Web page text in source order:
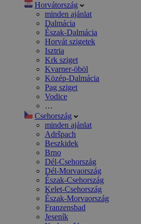
Horvátország
minden ajánlat
Dalmácia
Észak-Dalmácia
Horvát szigetek
Isztria
Krk sziget
Kvarner-öböl
Közép-Dalmácia
Pag sziget
Vodice
…
Csehország
minden ajánlat
Adršpach
Beszkidek
Brno
Dél-Csehország
Dél-Morvaország
Észak-Csehország
Kelet-Csehország
Észak-Morvaország
Franzensbad
Jeseník